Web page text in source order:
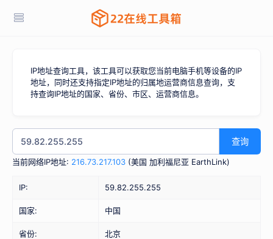
IP地址查询工具，该工具可以获取您当前电脑手机等设备的IP
地址，同时还支持指定IP地址的归属地运营商信息查询，支
持查询IP地址的国家、省份、市区、运营商信息。
查询
当前网络IP地址: 216.73.217.103 (美国 加利福尼亚 EarthLink)
IP: 59.82.255.255
国家: 中国
省份: 北京